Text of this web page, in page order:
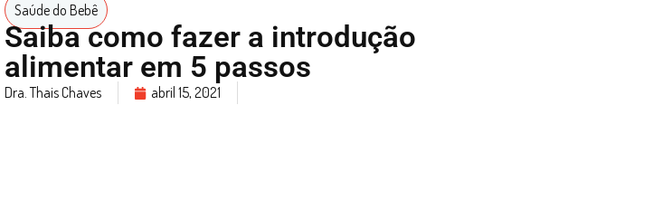
Saúde do Bebê
Saiba como fazer a introdução
alimentar em 5 passos
Dra. Thais Chaves abril 15, 2021